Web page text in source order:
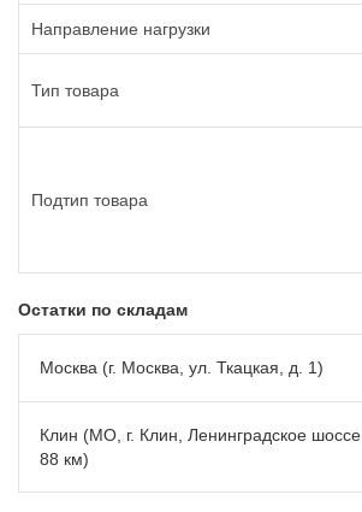
Направление нагрузки
Тип товара
Подтип товара
Остатки по складам
Москва (г. Москва, ул. Ткацкая, д. 1)
Клин (МО, г. Клин, Ленинградское шоссе
88 км)